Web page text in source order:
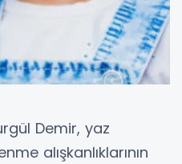
Demir, yaz
alışkanlıklarının